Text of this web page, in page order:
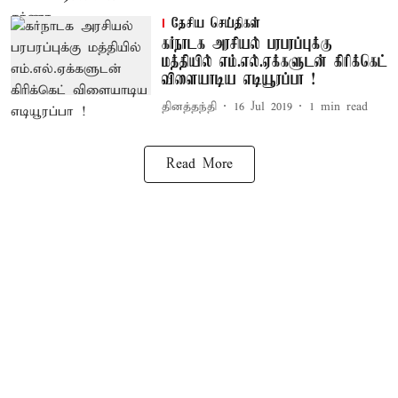
தேசிய செய்திகள்
கர்நாடக அரசியல் பரபரப்புக்கு
மத்தியில் எம்.எல்.ஏக்களுடன் கிரிக்கெட்
விளையாடிய எடியூரப்பா !
தினத்தந்தி 16 Jul 2019 1 min read
Read More